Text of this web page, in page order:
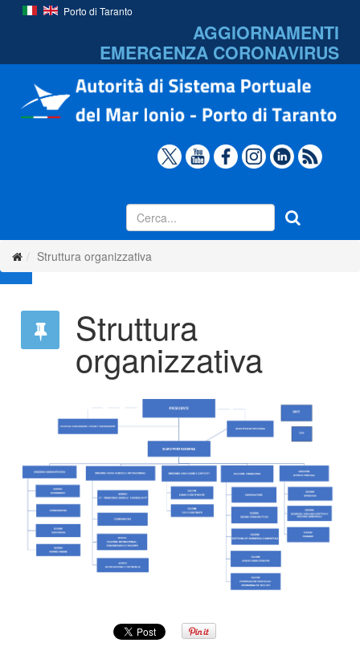
Porto di Taranto
AGGIORNAMENTI
EMERGENZA CORONAVIRUS
Struttura organizzativa
Struttura
organizzativa